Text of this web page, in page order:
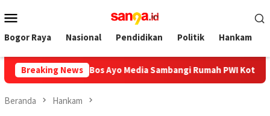
ke
kontenMobile
Bogor Raya Nasional Pendidikan Politik Hankam
Breaking News
PWI Jabar, Bos Ayo Media Sambangi Rumah PWI Kota Bogor
Beranda Hankam